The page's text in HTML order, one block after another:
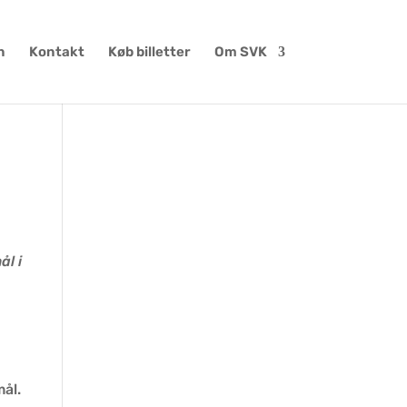
Kontakt Køb billetter Om SVK
i